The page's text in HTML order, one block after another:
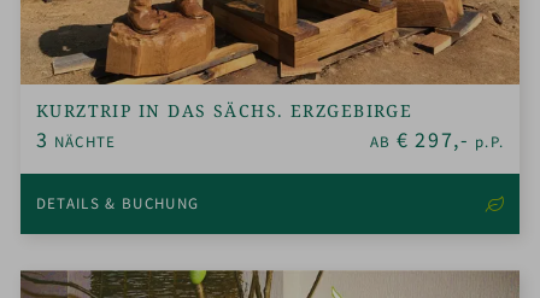
KURZTRIP IN DAS SÄCHS. ERZGEBIRGE
3 NÄCHTE AB € 297,- p.P.
DETAILS & BUCHUNG